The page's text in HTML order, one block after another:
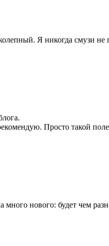
Я никогда смузи не
Просто такой
нового: будет чем